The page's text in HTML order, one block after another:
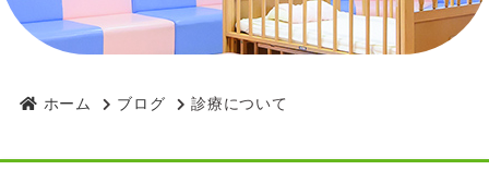
科・小児科・予防接種
ホーム ブログ 診療について